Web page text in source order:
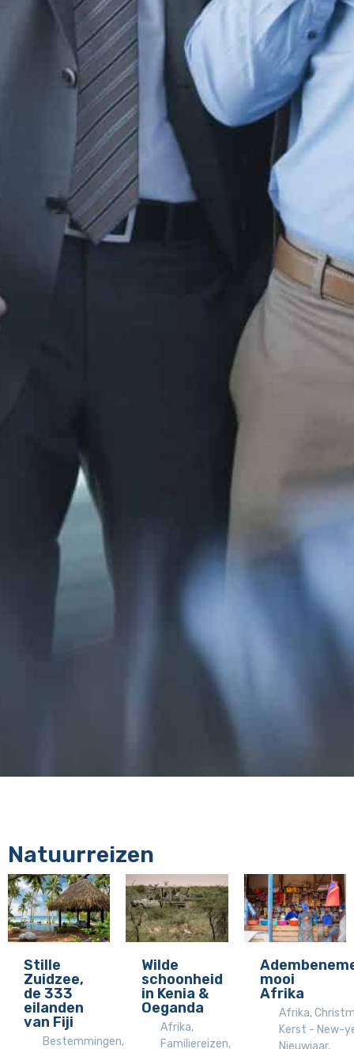
Natuurreizen
Stille
Zuidzee,
de 333
eilanden
van Fiji
Bestemmingen,
Wilde
schoonheid
in Kenia &
Oeganda
Afrika,
Familiereizen,
mooi
Afrika
Afrika,
Kerst - New-